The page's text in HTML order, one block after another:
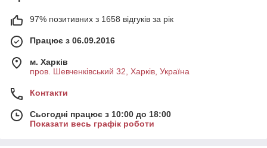
97% позитивних з 1658 відгуків за рік
Працює з 06.09.2016
м. Харків
пров. Шевченківський 32, Харків, Україна
Контакти
Сьогодні працює з 10:00 до 18:00
Показати весь графік роботи